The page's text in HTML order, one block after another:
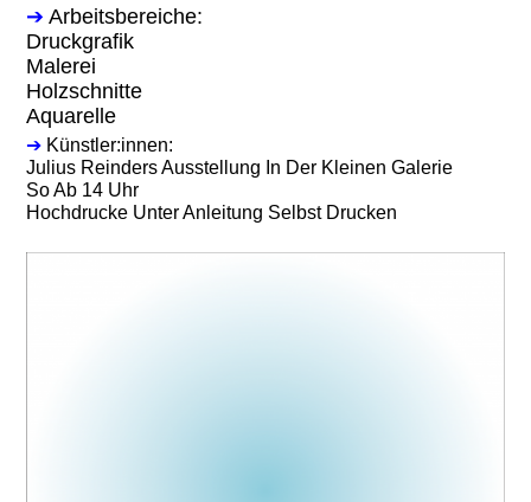
➔ Arbeitsbereiche:
Druckgrafik
Malerei
Holzschnitte
Aquarelle
➔ Künstler:innen:
Julius Reinders Ausstellung In Der Kleinen Galerie
So Ab 14 Uhr
Hochdrucke Unter Anleitung Selbst Drucken